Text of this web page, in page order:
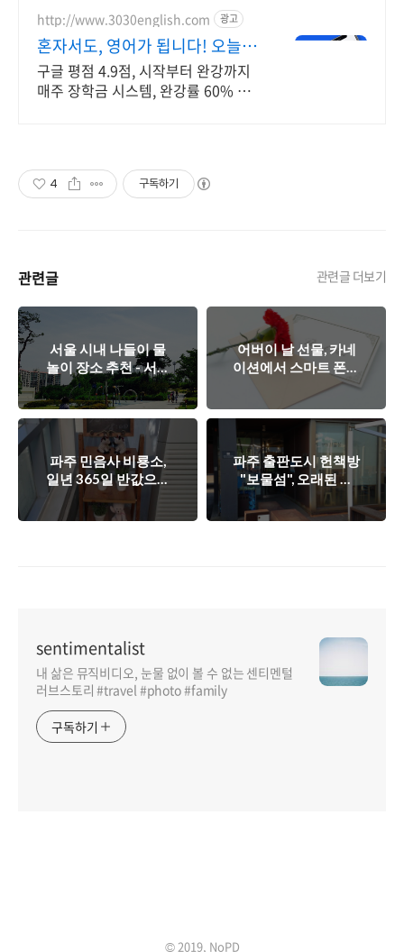
선물!
http://www.3030english.com 광고
혼자서도, 영어가 됩니다! 오늘
24:00 환급 종료
구글 평점 4.9점, 시작부터 완강까지
매주 장학금 시스템, 완강률 60% 이
4 구독하기
관련글 관련글 더보기
서울 시내 나들이 물
놀이 장소 추천 - 서서
울호수공원(양천구 신
월동)
어버이 날 선물, 카네
이션에서 스마트 폰까
파주 민음사 비룡소,
일년 365일 반값으로
책을 구입해 보세요!
파주 출판도시 헌책방
"보물섬", 오래된 책
냄새 가득한 보물 나
라!
sentimentalist
내 삶은 뮤직비디오, 눈물 없이 볼 수 없는 센티멘털
러브스토리 #travel #photo #family
구독하기
© 2019, NoPD